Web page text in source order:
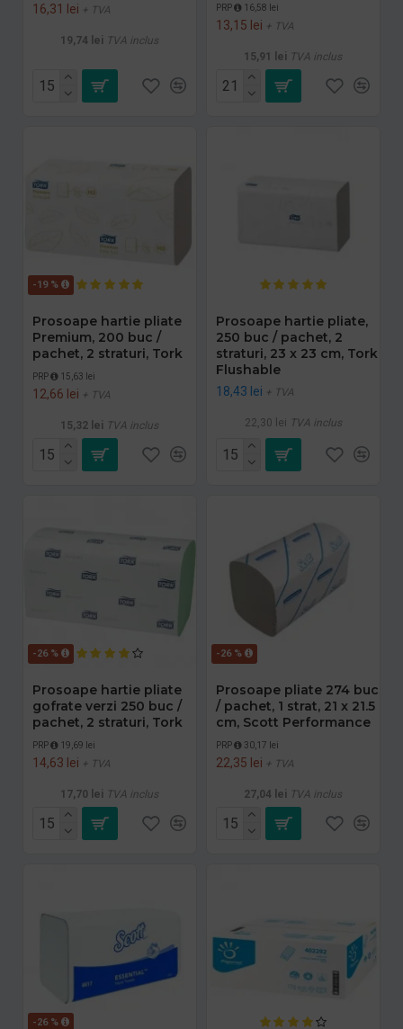
16,31 lei + TVA
19,74 lei TVA inclus
PRP 16,58 lei
13,15 lei + TVA
15,91 lei TVA inclus
-19 %
Prosoape hartie pliate
Premium, 200 buc /
pachet, 2 straturi, Tork
PRP 15,63 lei
12,66 lei + TVA
15,32 lei TVA inclus
Prosoape hartie pliate,
250 buc / pachet, 2
straturi, 23 x 23 cm, Tork
Flushable
18,43 lei + TVA
22,30 lei TVA inclus
-26 %
Prosoape hartie pliate
gofrate verzi 250 buc /
pachet, 2 straturi, Tork
PRP 19,69 lei
14,63 lei + TVA
17,70 lei TVA inclus
-26 %
Prosoape pliate 274 buc
/ pachet, 1 strat, 21 x 21.5
cm, Scott Performance
PRP 30,17 lei
22,35 lei + TVA
27,04 lei TVA inclus
-26 %